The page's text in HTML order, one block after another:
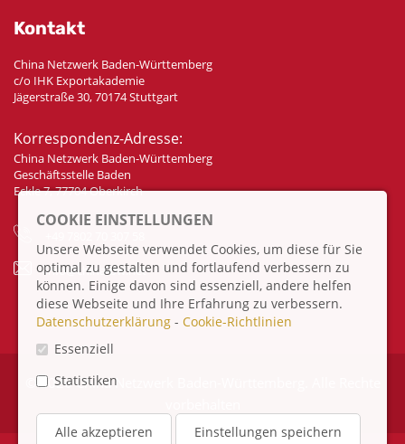
Kontakt
China Netzwerk Baden-Württemberg
c/o IHK Exportakademie
Jägerstraße 30, 70174 Stuttgart
Korrespondenz-Adresse:
China Netzwerk Baden-Württemberg
Geschäftsstelle Baden
Eckle 7, 77704 Oberkirch
info@china-bw.net
© 2026 China Netzwerk Baden-Württemberg. Alle Rechte
COOKIE EINSTELLUNGEN
Unsere Webseite verwendet Cookies, um diese für Sie
optimal zu gestalten und fortlaufend verbessern zu
können. Einige davon sind essenziell, andere helfen
diese Webseite und Ihre Erfahrung zu verbessern.
Datenschutzerklärung - Cookie-Richtlinien
Essenziell
Statistiken
Alle akzeptieren Einstellungen speichern